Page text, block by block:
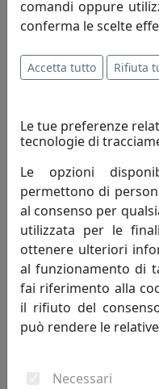
SEDUTA POSTAZIONE
Viciani
comandi oppure
conferma le scelte
Accetta tutto Rifiuta
Le tue preferenze
tecnologie di
Le opzioni
permettono di
al consenso per
utilizzata per le
ottenere ulteriori
al funzionamento di
fai riferimento alla
il rifiuto del
può rendere le
Necessari